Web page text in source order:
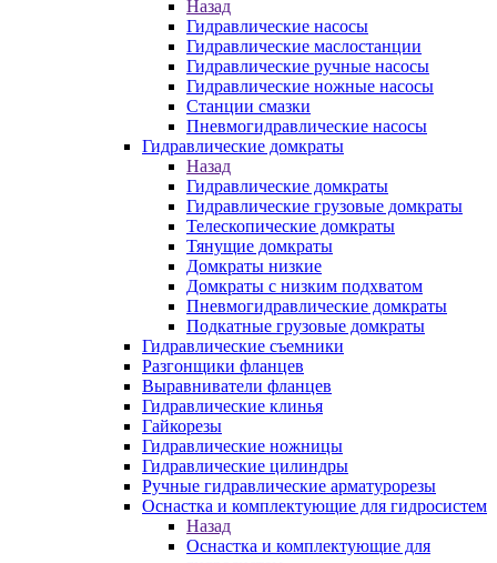
Назад
Гидравлические насосы
Гидравлические маслостанции
Гидравлические ручные насосы
Гидравлические ножные насосы
Станции смазки
Пневмогидравлические насосы
Гидравлические домкраты
Назад
Гидравлические домкраты
Гидравлические грузовые домкраты
Телескопические домкраты
Тянущие домкраты
Домкраты низкие
Домкраты с низким подхватом
Пневмогидравлические домкраты
Подкатные грузовые домкраты
Гидравлические съемники
Разгонщики фланцев
Выравниватели фланцев
Гидравлические клинья
Гайкорезы
Гидравлические ножницы
Гидравлические цилиндры
Ручные гидравлические арматурорезы
Оснастка и комплектующие для гидросистем
Назад
Оснастка и комплектующие для